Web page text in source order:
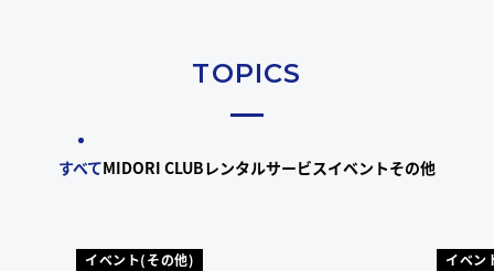
TOPICS
すべてMIDORI CLUBレンタルサービスイベントその他
イベント(その他) イベン